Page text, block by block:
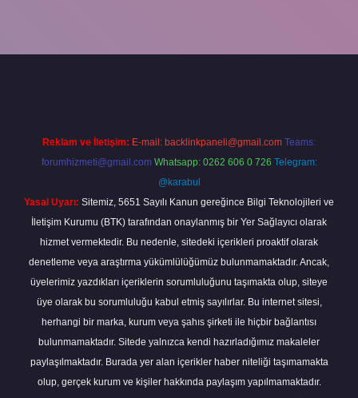
Reklam ve İletişim: E-mail: backlinkpaneli@gmail.com Teams:
forumhizmeti@gmail.com Whatsapp: 0262 606 0 726 Telegram:
@karabul
Yasal Uyarı: Sitemiz, 5651 Sayılı Kanun gereğince Bilgi Teknolojileri ve
İletişim Kurumu (BTK) tarafından onaylanmış bir Yer Sağlayıcı olarak
hizmet vermektedir. Bu nedenle, sitedeki içerikleri proaktif olarak
denetleme veya araştırma yükümlülüğümüz bulunmamaktadır. Ancak,
üyelerimiz yazdıkları içeriklerin sorumluluğunu taşımakta olup, siteye
üye olarak bu sorumluluğu kabul etmiş sayılırlar. Bu internet sitesi,
herhangi bir marka, kurum veya şahıs şirketi ile hiçbir bağlantısı
bulunmamaktadır. Sitede yalnızca kendi hazırladığımız makaleler
paylaşılmaktadır. Burada yer alan içerikler haber niteliği taşımamakta
olup, gerçek kurum ve kişiler hakkında paylaşım yapılmamaktadır.